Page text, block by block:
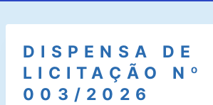
DISPENSA DE
LICITAÇÃO Nº
003/2026